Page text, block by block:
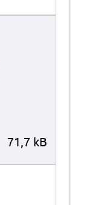
71,7 kB